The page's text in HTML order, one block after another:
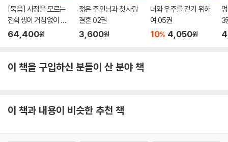
[묶음] 사정을 모르는
전학생이 거침없이 다
가온다. (총23권/미완
64,400원
젊은 주인님과 첫사랑
결혼 02권
3,600원
너와 우주를 걷기 위하
여 05권
10% 4,050원
3
이 책을 구입하신 분들이 산 분야 책
이 책과 내용이 비슷한 추천 책